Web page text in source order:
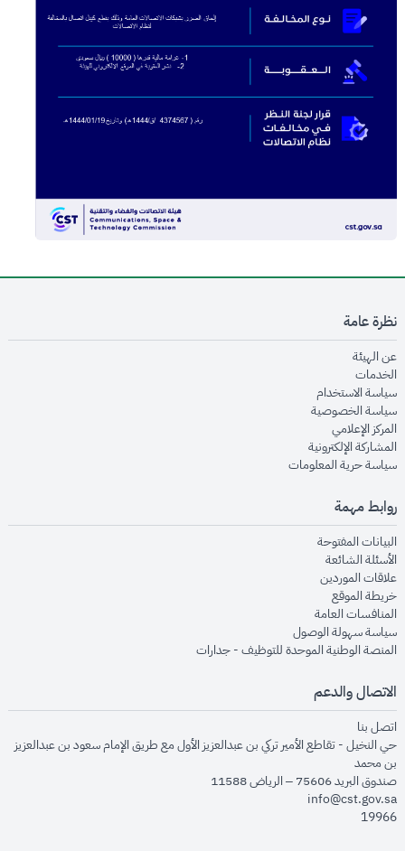
نظرة عامة
عن الهيئةopens in new window
الخدماتopens in new window
سياسة الاستخدام
سياسة الخصوصيةopens in new window
المركز الإعلاميopens in new window
المشاركة الإلكترونيةopens in new window
سياسة حرية المعلوماتopens in new window
روابط مهمة
البيانات المفتوحةopens in new window
الأسئلة الشائعةopens in new window
علاقات الموردينopens in new window
خريطة الموقعopens in new window
المنافسات العامةopens in new window
سياسة سهولة الوصولopens in new window
المنصة الوطنية الموحدة للتوظيف - جداراتopens in new window
الاتصال والدعم
اتصل بنا
حي النخيل - تقاطع الأمير تركي بن عبدالعزيز الأول مع طريق الإمام سعود بن عبدالعزيز
بن محمد
صندوق البريد 75606 – الرياض 11588
info@cst.gov.sa
19966